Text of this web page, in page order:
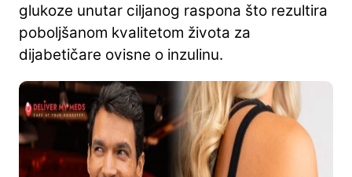
glukoze unutar ciljanog raspona što rezultira
poboljšanom kvalitetom života za
dijabetičare ovisne o inzulinu.